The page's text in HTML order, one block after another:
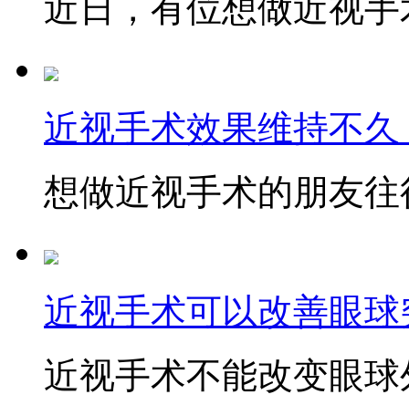
近日，有位想做近视
近视手术效果维持不
想做近视手术的朋友
近视手术可以改善眼
近视手术不能改变眼